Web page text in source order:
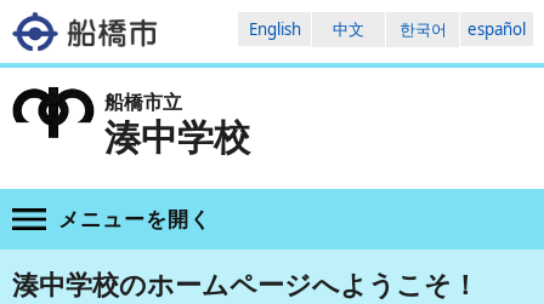
English 中文 한국어 español
船橋市立
湊中学校
メニューを開く
湊中学校のホームページへようこそ！